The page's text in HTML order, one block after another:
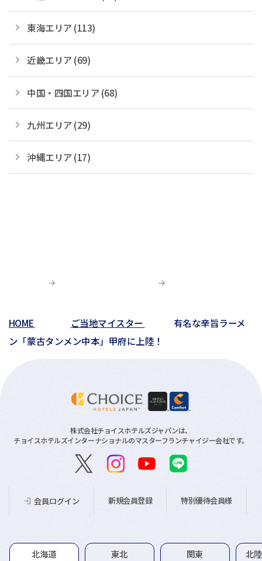
東海エリア (113)
近畿エリア (69)
中国・四国エリア (68)
九州エリア (29)
沖縄エリア (17)
HOME ご当地マイスター
有名な辛旨ラーメ
ン「蒙古タンメン中本」甲府に上陸！
株式会社チョイスホテルズジャパンは、
チョイスホテルズインターナショナルのマスターフランチャイジー会社です。
会員ログイン 新規会員登録 特別優待会員様
グループホテル一覧
北海道 東北 関東 北